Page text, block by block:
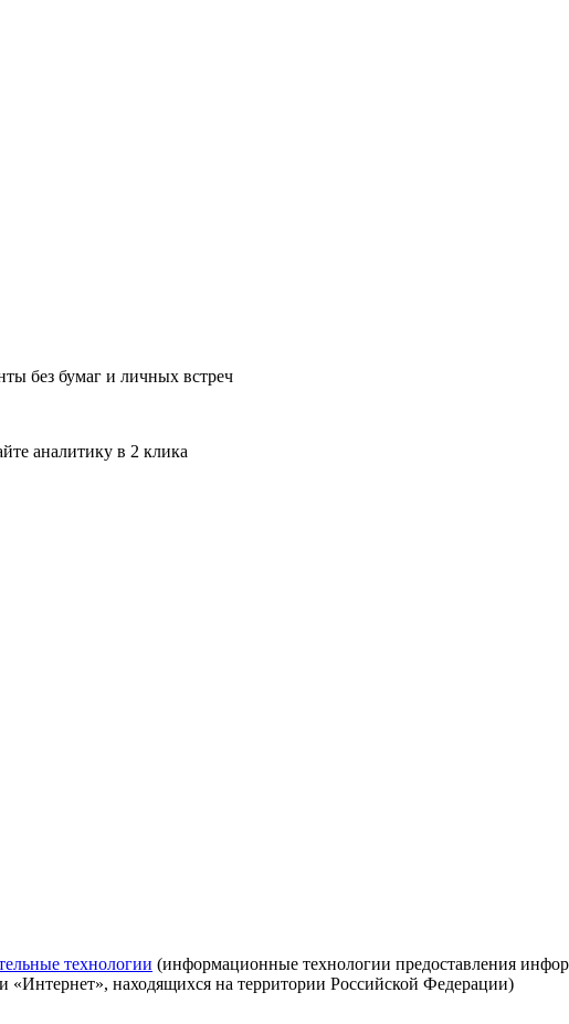
без бумаг и личных встреч
аналитику в 2 клика
технологии (информационные технологии предоставления
«Интернет», находящихся на территории Российской Федерации)